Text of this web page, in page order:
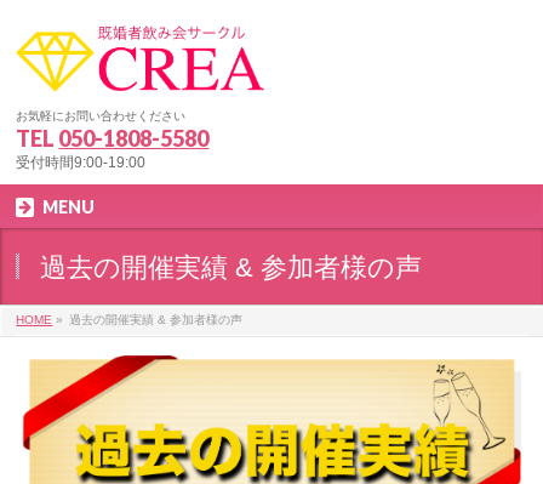
お気軽にお問い合わせください
TEL 050-1808-5580
受付時間9:00-19:00
MENU
過去の開催実績 & 参加者様の声
HOME » 過去の開催実績 & 参加者様の声